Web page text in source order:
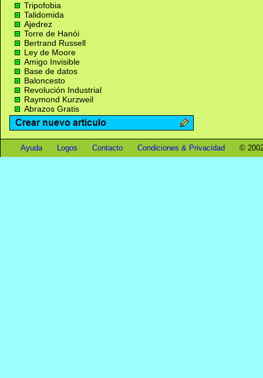
Tripofobia
Talidomida
Ajedrez
Torre de Hanói
Bertrand Russell
Ley de Moore
Amigo Invisible
Base de datos
Baloncesto
Revolución Industrial
Raymond Kurzweil
Abrazos Gratis
Ayuda Logos Contacto Condiciones & Privacidad ©